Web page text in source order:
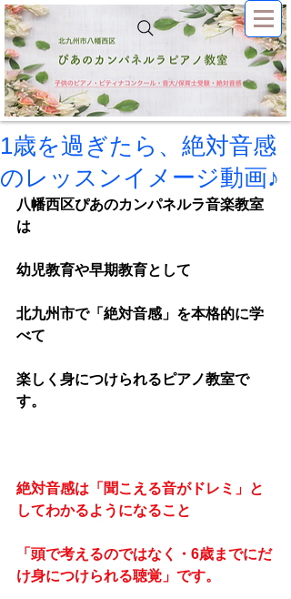
1歳を過ぎたら、絶対音感
のレッスンイメージ動画♪
八幡西区ぴあのカンパネルラ音楽教室
は
幼児教育や早期教育として
北九州市で「絶対音感」を本格的に学
べて
楽しく身につけられるピアノ教室で
す。
絶対音感は「聞こえる音がドレミ」と
してわかるようになること
「頭で考えるのではなく・6歳までにだ
け身につけられる聴覚」です。